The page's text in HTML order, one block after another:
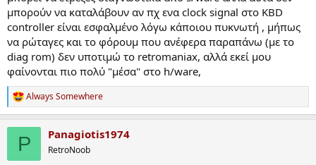
μπορούν να καταλάβουν αν πχ ενα clock signal στο KBD
controller είναι εσφαλμένο λόγω κάποιου πυκνωτή , μήπως
να ρώταγες και το φόρουμ που ανέφερα παραπάνω (με το
diag rom) δεν υποτιμώ το retromaniax, αλλά εκεί μου
φαίνονται πιο πολύ "μέσα" στο h/ware,
R
e
Always Somewhere
P Panagiotis1974
RetroNoob